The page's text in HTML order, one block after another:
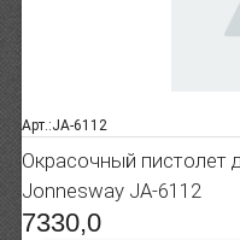
Арт.:JA-6112
Окрасочный пистолет
Jonnesway JA-6112
7330,0